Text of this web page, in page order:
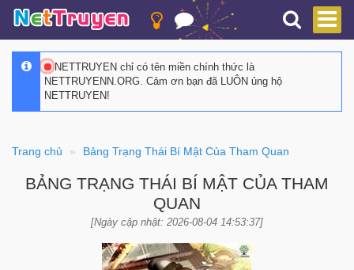
NETTRUYEN chỉ có tên miền chính thức là
NETTRUYENN.ORG. Cảm ơn bạn đã LUÔN ủng hộ
NETTRUYEN!
Trang chủ Bảng Trạng Thái Bí Mật Của Tham Quan
BẢNG TRẠNG THÁI BÍ MẬT CỦA THAM
QUAN
[Ngày cập nhật: 2026-08-04 14:53:37]